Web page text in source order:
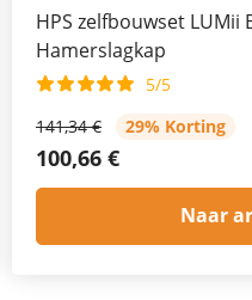
HPS zelfbouwset LUMii
Hamerslagkap
5/5
141,34 €
29% Korting
100,66 €
Naar